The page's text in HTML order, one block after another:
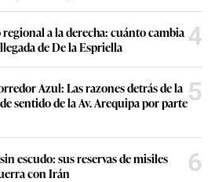
a la derecha: cuánto cambia
de De la Espriella
4
Azul: Las razones detrás de la
sentido de la Av. Arequipa por parte5
escudo: sus reservas de misiles
con Irán
6